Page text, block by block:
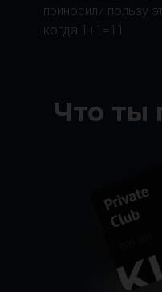
приносили пользу
когда 1+1=11
Что ты